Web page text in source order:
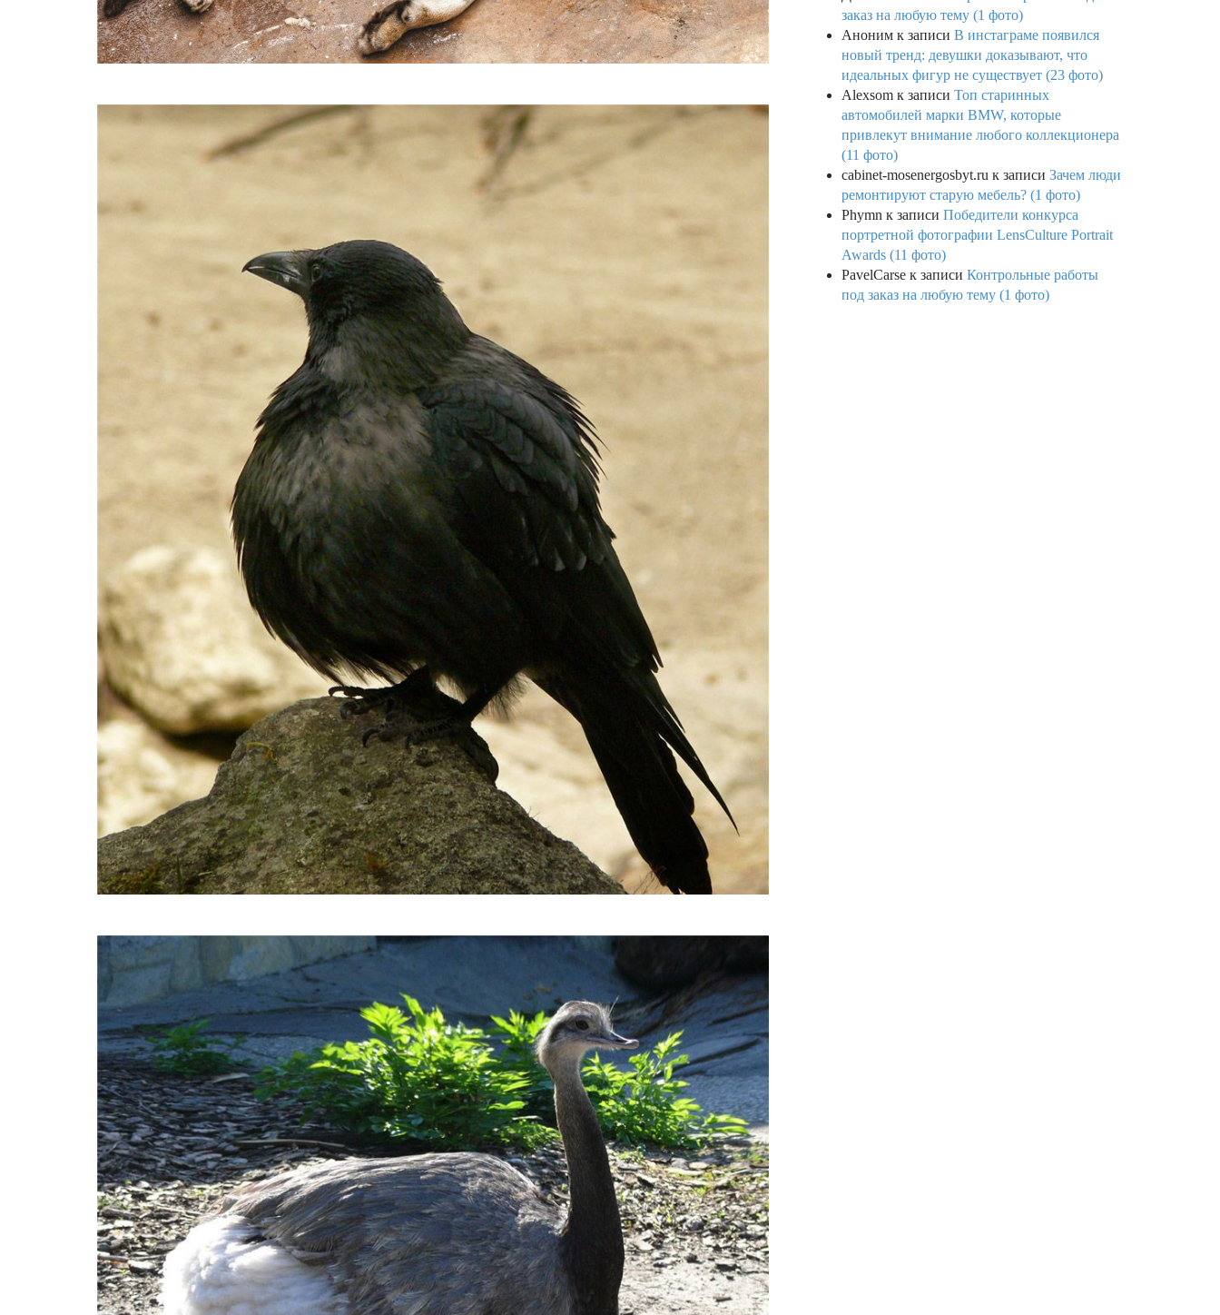
заказ на любую тему (1 фото)
Аноним к записи В инстаграме появился
новый тренд: девушки доказывают, что
идеальных фигур не существует (23 фото)
Alexsom к записи Топ старинных
автомобилей марки BMW, которые
привлекут внимание любого коллекционера
(11 фото)
cabinet-mosenergosbyt.ru к записи Зачем люди
ремонтируют старую мебель? (1 фото)
Phymn к записи Победители конкурса
портретной фотографии LensCulture Portrait
Awards (11 фото)
PavelCarse к записи Контрольные работы
под заказ на любую тему (1 фото)